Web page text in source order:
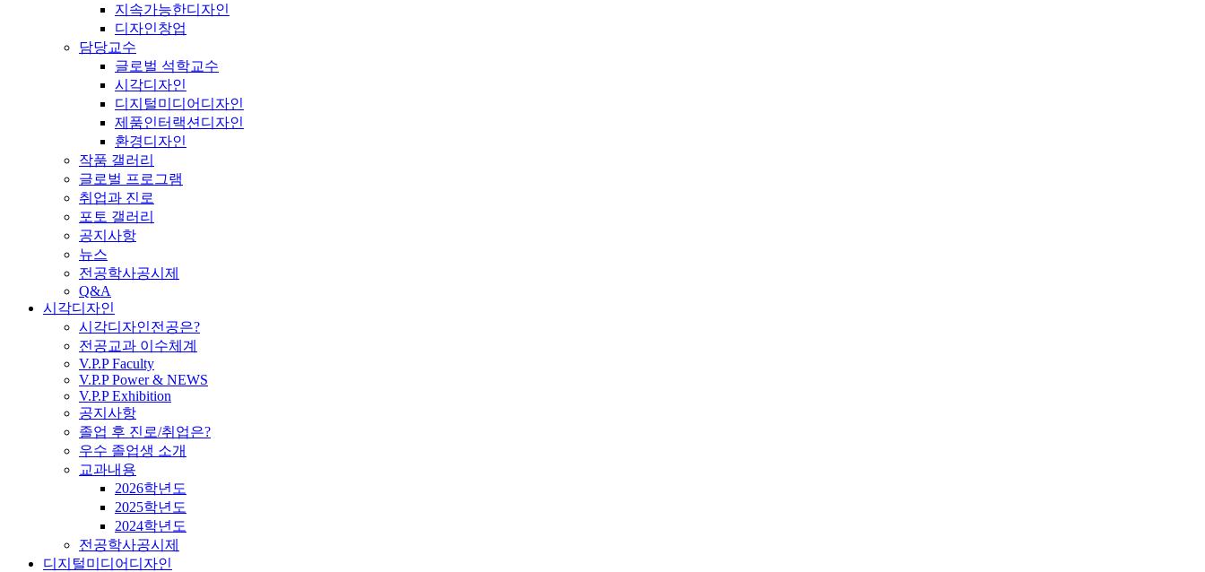
지속가능한디자인
디자인창업
담당교수
글로벌 석학교수
시각디자인
디지털미디어디자인
제품인터랙션디자인
환경디자인
작품 갤러리
글로벌 프로그램
취업과 진로
포토 갤러리
공지사항
뉴스
전공학사공시제
Q&A
시각디자인
시각디자인전공은?
전공교과 이수체계
V.P.P Faculty
V.P.P Power & NEWS
V.P.P Exhibition
공지사항
졸업 후 진로/취업은?
우수 졸업생 소개
교과내용
2026학년도
2025학년도
2024학년도
전공학사공시제
디지털미디어디자인